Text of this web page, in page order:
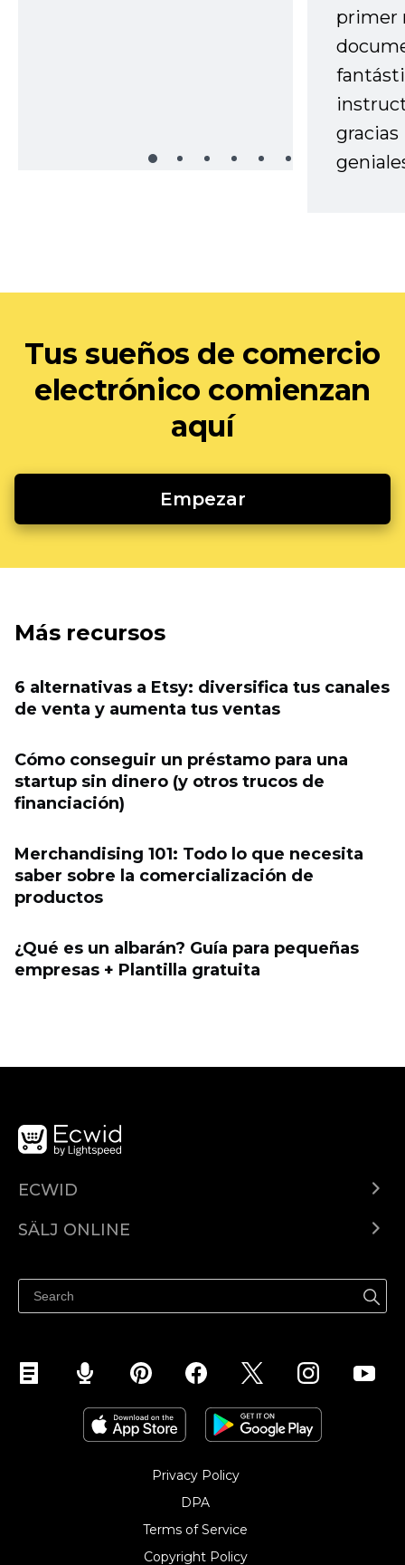
primer
gracias
Tus sueños de comercio
electrónico comienzan
aquí
Empezar
Más recursos
6 alternativas a Etsy: diversifica tus canales
de venta y aumenta tus ventas
Cómo conseguir un préstamo para una
startup sin dinero (y otros trucos de
financiación)
Merchandising 101: Todo lo que necesita
saber sobre la comercialización de
productos
¿Qué es un albarán? Guía para pequeñas
empresas + Plantilla gratuita
ECWID
Pris
SÄLJ ONLINE
Sälj på Facebook
Sälj på Instagram
Privacy Policy
DPA
Terms of Service
Copyright Policy‎